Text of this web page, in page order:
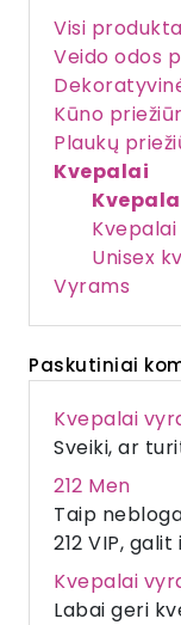
Visi
Veido odos
Kūno
Plaukų
Kvepalai
Unisex
Vyrams
Paskutiniai
Kvepalai
Sveiki, ar
212 Men
Taip
212 VIP,
Kvepalai
Labai geri